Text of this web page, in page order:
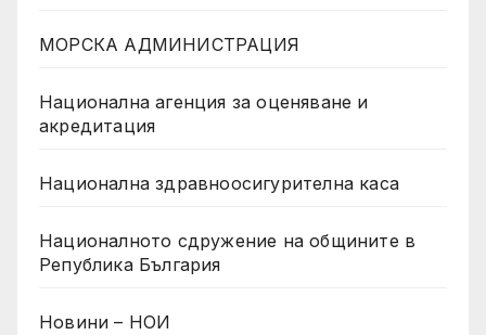
МОРСКА АДМИНИСТРАЦИЯ
Национална агенция за оценяване и
акредитация
Национална здравноосигурителна каса
Националното сдружение на общините в
Република България
Новини – НОИ